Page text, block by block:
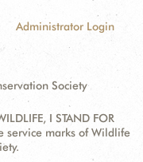
Administrator Login
Society
I STAND FOR
service marks of Wildlife